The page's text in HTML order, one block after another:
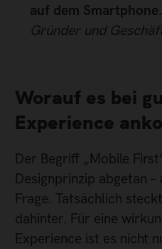
auf dem
Gründer und
Worauf es bei
Experience
Der Begriff „Mobile
Designprinzip abgetan
Frage. Tatsächlich
dahinter. Für eine
Experience ist es nicht